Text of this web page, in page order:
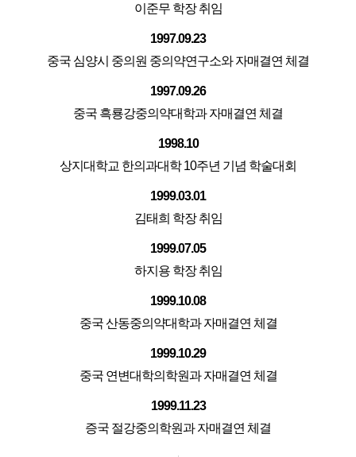
이준무 학장 취임
1997.09.23
중국 심양시 중의원 중의약연구소와 자매결연 체결
1997.09.26
중국 흑룡강중의약대학과 자매결연 체결
1998.10
상지대학교 한의과대학 10주년 기념 학술대회
1999.03.01
김태희 학장 취임
1999.07.05
하지용 학장 취임
1999.10.08
중국 산동중의약대학과 자매결연 체결
1999.10.29
중국 연변대학의학원과 자매결연 체결
1999.11.23
증국 절강중의학원과 자매결연 체결